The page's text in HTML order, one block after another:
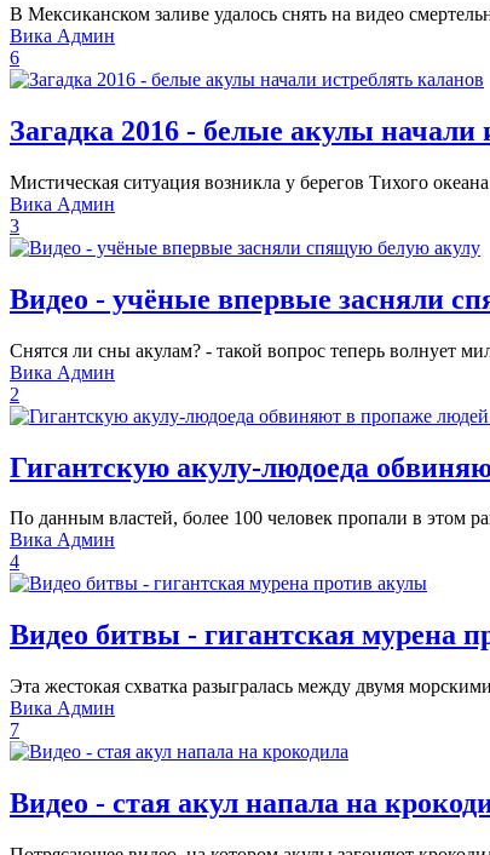
В Мексиканском заливе удалось снять на видео
Вика Админ
6
Загадка 2016 - белые акулы начали
Мистическая ситуация возникла у берегов Тихого
Вика Админ
3
Видео - учёные впервые засняли
Снятся ли сны акулам? - такой вопрос теперь волнует
Вика Админ
2
Гигантскую акулу-людоеда
По данным властей, более 100 человек пропали в этом
Вика Админ
4
Видео битвы - гигантская мурена
Эта жестокая схватка разыгралась между двумя
Вика Админ
7
Видео - стая акул напала на